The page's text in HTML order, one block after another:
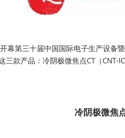
第三十届中国国际电子生产设备
三款产品：冷阴极微焦点CT（CNT-
冷阴极微焦